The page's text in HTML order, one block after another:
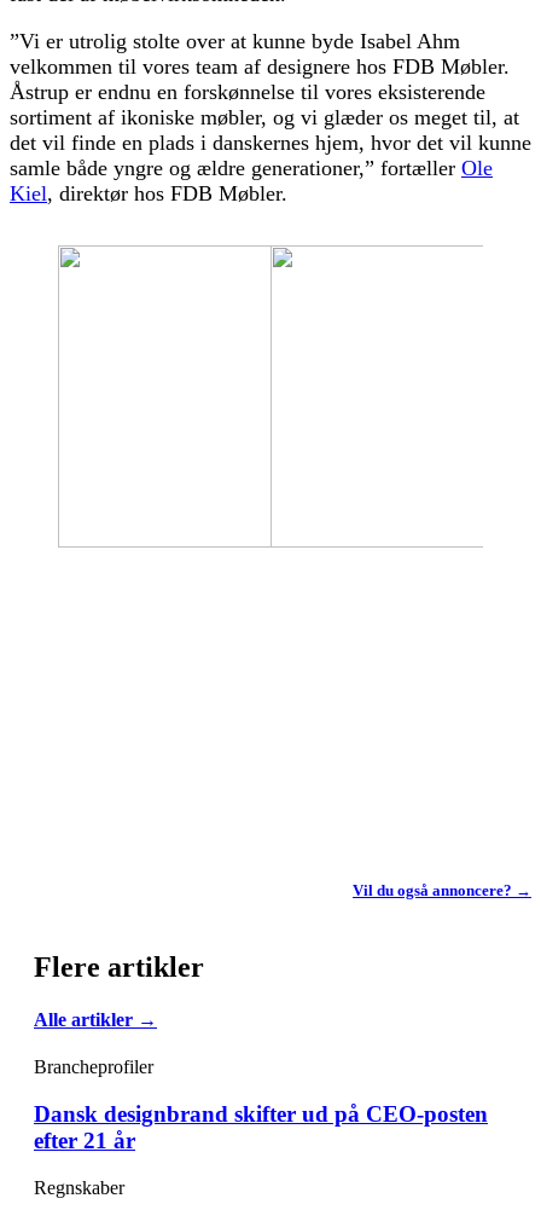
”Vi er utrolig stolte over at kunne byde Isabel Ahm
velkommen til vores team af designere hos FDB Møbler.
Åstrup er endnu en forskønnelse til vores eksisterende
sortiment af ikoniske møbler, og vi glæder os meget til, at
det vil finde en plads i danskernes hjem, hvor det vil kunne
samle både yngre og ældre generationer,” fortæller Ole
Kiel, direktør hos FDB Møbler.
Vil du også annoncere? →
Flere artikler
Alle artikler →
Brancheprofiler
Dansk designbrand skifter ud på CEO-posten
efter 21 år
Regnskaber